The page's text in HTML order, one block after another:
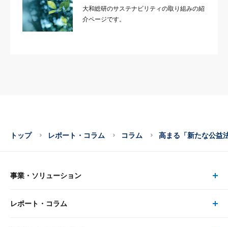
大和総研のサステナビリティの取り組みの紹
介ページです。
トップ レポート・コラム コラム 高まる「新たな公益
事業・ソリューション
事業・ソリューション トップ
レポート・コラム